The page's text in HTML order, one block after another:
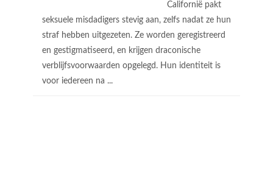
Californië pakt
seksuele misdadigers stevig aan, zelfs nadat ze hun
straf hebben uitgezeten. Ze worden geregistreerd
en gestigmatiseerd, en krijgen draconische
verblijfsvoorwaarden opgelegd. Hun identiteit is
voor iedereen na ...